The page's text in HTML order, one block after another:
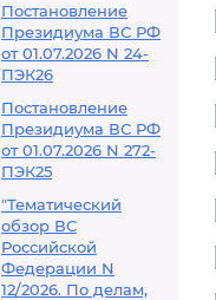
Постановление
Президиума ВС РФ
от 01.07.2026 N 24-
ПЭК26
Постановление
Президиума ВС РФ
от 01.07.2026 N 272-
ПЭК25
"Тематический
обзор ВС
Российской
Федерации N
12/2026. По делам,